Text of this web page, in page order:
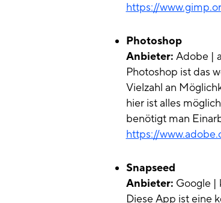
https://
Photoshop
Anbieter: Adobe |
Photoshop ist das
Vielzahl an
hier ist alles
benötigt man
https://
Snapseed
Anbieter: Google |
Diese App ist eine